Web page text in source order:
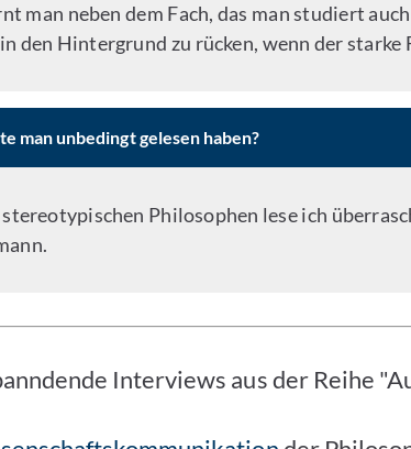
man neben dem Fach, das man studiert
den Hintergrund zu rücken, wenn der
man unbedingt gelesen haben?
Philosophen lese ich
Interviews aus der Reihe